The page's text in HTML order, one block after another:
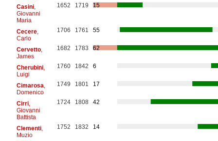
Casini,
Giovanni
Maria
1652 1719 15
Cecere,
Carlo
1706 1761 55
Cervetto,
James
1682 1783 62
Cherubini,
Luigi
1760 1842 6
Cimarosa
Domenico
1749 1801 17
Cirri,
Giovanni
Battista
1724 1808 42
Clementi,
Muzio
1752 1832 14